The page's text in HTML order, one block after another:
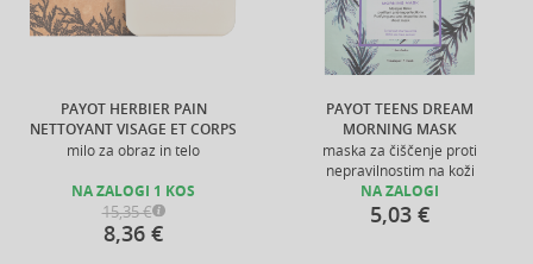
PAYOT HERBIER PAIN
NETTOYANT VISAGE ET CORPS
milo za obraz in telo
NA ZALOGI 1 KOS
15,35 €
8,36 €
PAYOT TEENS DREAM
MORNING MASK
maska za čiščenje proti
nepravilnostim na koži
NA ZALOGI
5,03 €